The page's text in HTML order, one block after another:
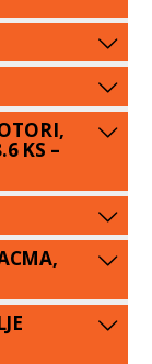
KS –